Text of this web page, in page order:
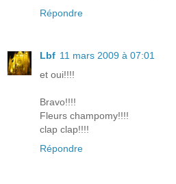
Répondre
Lbf 11 mars 2009 à 07:01
et oui!!!!
Bravo!!!!
Fleurs champomy!!!!
clap clap!!!!
Répondre